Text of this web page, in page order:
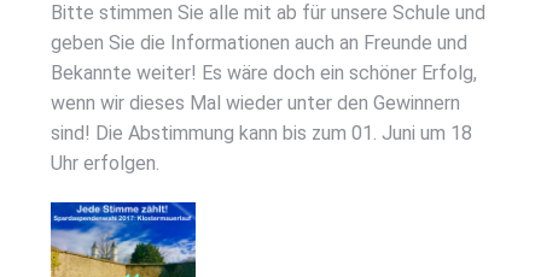
Bit­te stim­men Sie alle mit ab für unse­re Schu­le und
geben Sie die Infor­ma­tio­nen auch an Freun­de und
Bekann­te wei­ter! Es wäre doch ein schö­ner Erfolg,
wenn wir die­ses Mal wie­der unter den Gewin­nern
sind! Die Abstim­mung kann bis zum 01. Juni um 18
Uhr erfol­gen.